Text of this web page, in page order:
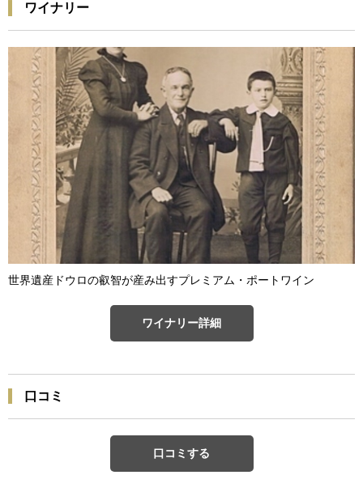
ワイナリー
世界遺産ドウロの叡智が産み出すプレミアム・ポートワイン
ワイナリー詳細
口コミ
口コミする